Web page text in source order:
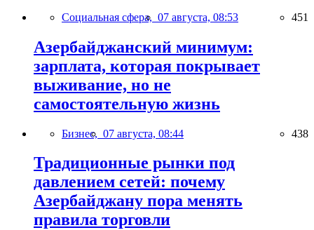
Социальная сфера, 07 августа, 08:53 451
Азербайджанский минимум:
зарплата, которая покрывает
выживание, но не
самостоятельную жизнь
Бизнес, 07 августа, 08:44 438
Традиционные рынки под
давлением сетей: почему
Азербайджану пора менять
правила торговли